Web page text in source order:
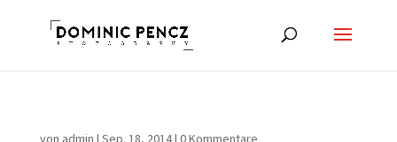
von admin | Sep. 18, 2014| 0 Kommentare